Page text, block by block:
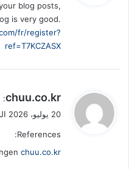
ل
blog posts,
is very good.
fr/register?
ref=T7KCZASX
ي
ل
chuu.co.kr
:
20 يوليو، 2026 الساعة 5:05 ص
References:
chuu.co.kr